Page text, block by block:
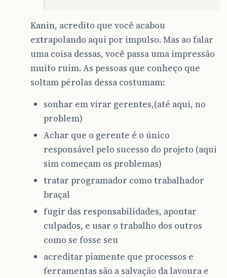
Kanin, acredito que você acabou
extrapolando aqui por impulso. Mas ao falar
uma coisa dessas, você passa uma impressão
muito ruim. As pessoas que conheço que
soltam pérolas dessa costumam:
sonhar em virar gerentes,(até aqui, no
problem)
Achar que o gerente é o único
responsável pelo sucesso do projeto (aqui
sim começam os problemas)
tratar programador como trabalhador
braçal
fugir das responsabilidades, apontar
culpados, e usar o trabalho dos outros
como se fosse seu
acreditar piamente que processos e
ferramentas são a salvação da lavoura e